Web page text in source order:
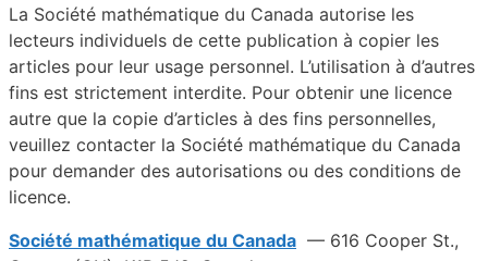
La Société mathématique du Canada autorise les
lecteurs individuels de cette publication à copier les
articles pour leur usage personnel. L’utilisation à d’autres
fins est strictement interdite. Pour obtenir une licence
autre que la copie d’articles à des fins personnelles,
veuillez contacter la Société mathématique du Canada
pour demander des autorisations ou des conditions de
licence.
Société mathématique du Canada — 616 Cooper St.,